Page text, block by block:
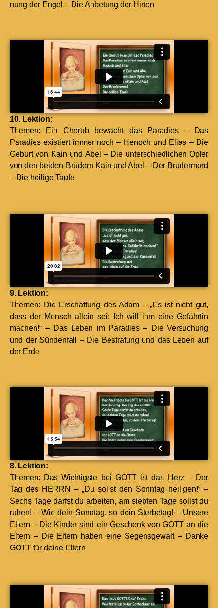
n­ung der Engel – Die Anbe­tung der Hirten
10. Lek­tion:
The­men: Ein Cherub bewacht das Paradies – Das
Paradies existiert immer noch – Henoch und Elias – Die
Geburt von Kain und Abel – Die unter­schiedlichen Opfer
von den bei­den Brüdern Kain und Abel – Der Bru­d­er­mord
– Die heilige Taufe
9. Lek­tion:
The­men: Die Erschaf­fung des Adam – „Es ist nicht gut,
dass der Men­sch allein sei; Ich will ihm eine Gefährtin
machen!“ – Das Leben im Paradies – Die Ver­suchung
und der Sün­den­fall – Die Bestra­fung und das Leben auf
der Erde
8. Lek­tion:
The­men: Das Wichtig­ste bei GOTT ist das Herz – Der
Tag des HERRN – „Du sollst den Son­ntag heili­gen!“ –
Sechs Tage darf­st du arbeit­en, am siebten Tage sollst du
ruhen! – Wie dein Son­ntag, so dein Ster­be­tag! – Unsere
Eltern – Die Kinder sind ein Geschenk von GOTT an die
Eltern – Die Eltern haben eine Segens­ge­walt – Danke
GOTT für deine Eltern